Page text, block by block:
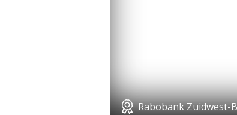
Rabobank Zuidwest-